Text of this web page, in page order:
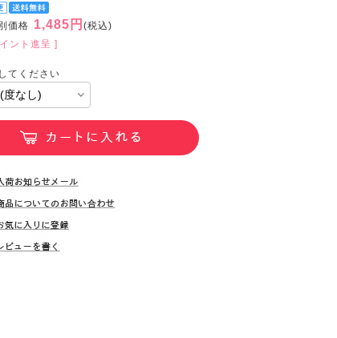
価格 1,485円 (税込)
ント進呈 ]